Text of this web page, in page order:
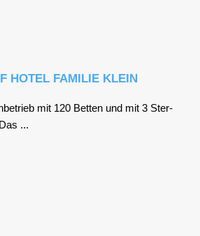
HOTEL FAMILIE KLEIN
mit 120 Bet­ten und mit 3 Ster­
...